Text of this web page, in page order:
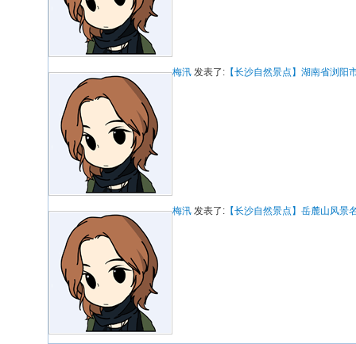
梅汛 发表了: 【长沙自然景点】湖南省浏阳
梅汛 发表了: 【长沙自然景点】岳麓山风景